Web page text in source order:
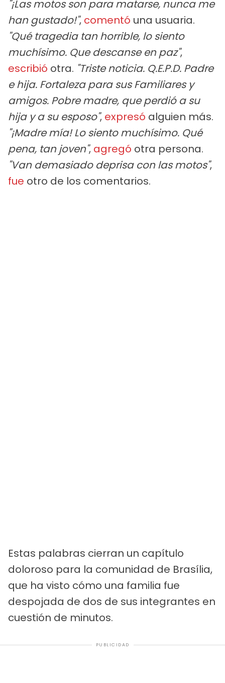
"¡Las motos son para matarse, nunca me
han gustado!", comentó una usuaria.
"Qué tragedia tan horrible, lo siento
muchísimo. Que descanse en paz",
escribió otra. "Triste noticia. Q.E.P.D. Padre
e hija. Fortaleza para sus Familiares y
amigos. Pobre madre, que perdió a su
hija y a su esposo", expresó alguien más.
"¡Madre mía! Lo siento muchísimo. Qué
pena, tan joven", agregó otra persona.
"Van demasiado deprisa con las motos",
fue otro de los comentarios.
Estas palabras cierran un capítulo
doloroso para la comunidad de Brasília,
que ha visto cómo una familia fue
despojada de dos de sus integrantes en
cuestión de minutos.
PUBLICIDAD